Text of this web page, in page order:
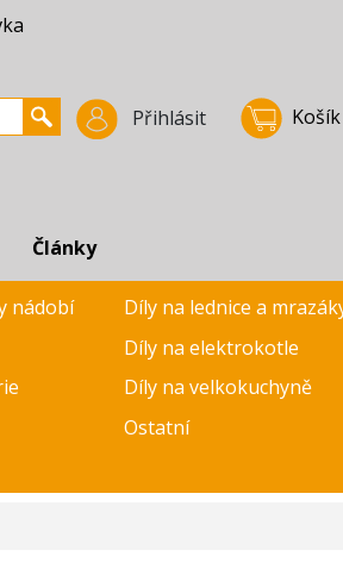
Přihlásit Košík
Články
nádobí
Díly na lednice a
Díly na elektrokotle
Díly na velkokuchyně
Ostatní